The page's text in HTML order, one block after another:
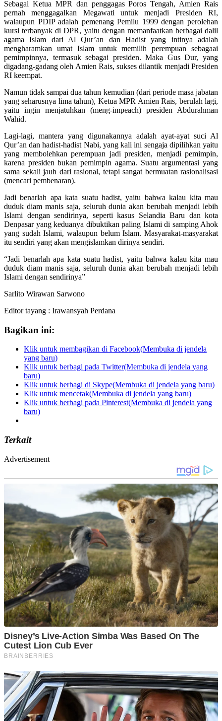
Sebagai Ketua MPR dan penggagas Poros Tengah, Amien Rais
pernah menggagalkan Megawati untuk menjadi Presiden RI,
walaupun PDIP adalah pemenang Pemilu 1999 dengan perolehan
kursi terbanyak di DPR, yaitu dengan memanfaatkan berbagai dalil
agama Islam dari Al Qur’an dan Hadist yang intinya adalah
mengharamkan umat Islam untuk memilih perempuan sebagaai
pemimpinnya, termasuk sebagai presiden. Maka Gus Dur, yang
digadang-gadang oleh Amien Rais, sukses dilantik menjadi Presiden
RI keempat.
Namun tidak sampai dua tahun kemudian (dari periode masa jabatan
yang seharusnya lima tahun), Ketua MPR Amien Rais, berulah lagi,
yaitu ingin menjatuhkan (meng-impeach) presiden Abdurahman
Wahid.
Lagi-lagi, mantera yang digunakannya adalah ayat-ayat suci Al
Qur’an dan hadist-hadist Nabi, yang kali ini sengaja dipilihkan yaitu
yang membolehkan perempuan jadi presiden, menjadi pemimpin,
karena presiden bukan pemimpin agama. Suatu argumentasi yang
sama sekali jauh dari rasional, tetapi sangat bermuatan rasionalisasi
(mencari pembenaran).
Jadi benarlah apa kata suatu hadist, yaitu bahwa kalau kita mau
duduk diam manis saja, seluruh dunia akan berubah menjadi lebih
Islami dengan sendirinya, seperti kasus Selandia Baru dan kota
Denpasar yang keduanya dibuktikan paling Islami di samping Ahok
yang sudah Islami, walaupun belum Islam. Masyarakat-masyarakat
itu sendiri yang akan mengislamkan dirinya sendiri.
“Jadi benarlah apa kata suatu hadist, yaitu bahwa kalau kita mau
duduk diam manis saja, seluruh dunia akan berubah menjadi lebih
Islami dengan sendirinya”
Sarlito Wirawan Sarwono
Editor tayang : Irawansyah Perdana
Bagikan ini:
Klik untuk membagikan di Facebook(Membuka di jendela
yang baru)
Klik untuk berbagi pada Twitter(Membuka di jendela yang
baru)
Klik untuk berbagi di Skype(Membuka di jendela yang baru)
Klik untuk mencetak(Membuka di jendela yang baru)
Klik untuk berbagi pada Pinterest(Membuka di jendela yang
baru)
Terkait
Advertisement